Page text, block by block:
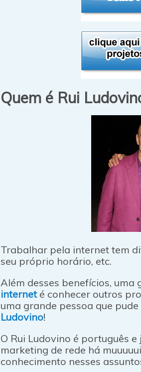
Quem é Rui
Trabalhar pela internet tem
seu próprio horário, etc.
Além desses benefícios, uma
internet é conhecer outros
uma grande pessoa que
Ludovino!
O Rui Ludovino é português
marketing de rede há
conhecimento nesses